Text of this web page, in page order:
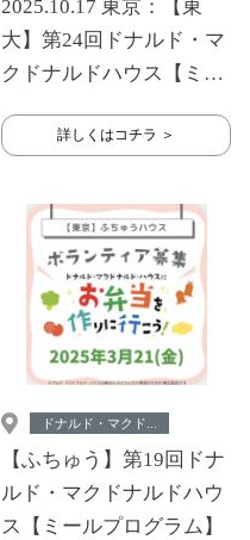
2025.10.17 東京：【東
大】第24回ドナルド・マ
クドナルドハウス【ミー
詳しくはコチラ ＞
ドナルド・マクド...
【ふちゅう】第19回ドナ
ルド・マクドナルドハウ
ス【ミールプログラム】